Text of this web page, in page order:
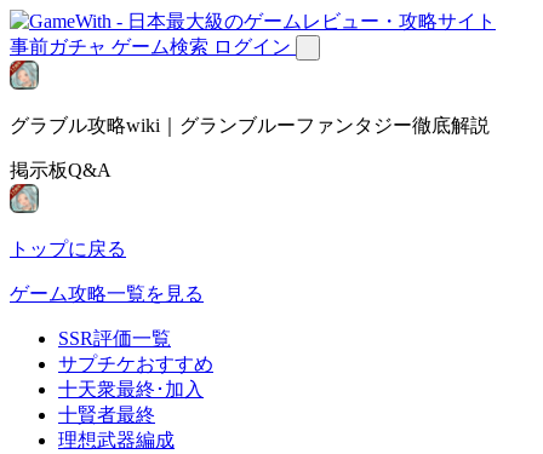
事前ガチャ ゲーム検索 ログイン
グラブル攻略wiki｜グランブルーファンタジー徹底解説
掲示板Q&A
トップに戻る
ゲーム攻略一覧を見る
SSR評価一覧
サプチケおすすめ
十天衆最終･加入
十賢者最終
理想武器編成